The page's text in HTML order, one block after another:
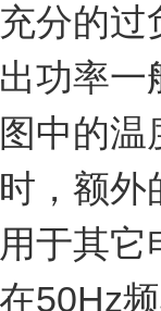
充分的过
出功率一
图中的
时，额外
用于其它
在50Hz